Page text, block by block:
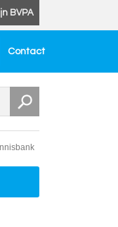
BVPA
Contact